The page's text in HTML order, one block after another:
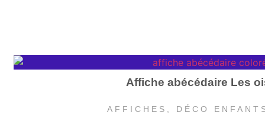
Affiche abécédaire Les
AFFICHES , DÉCO